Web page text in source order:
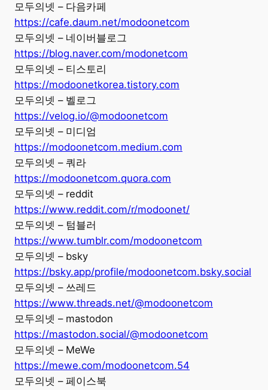
모두의넷 – 다음카페
https://cafe.daum.net/modoonetcom
모두의넷 – 네이버블로그
https://blog.naver.com/modonetcom
모두의넷 – 티스토리
https://modoonetkorea.tistory.com
모두의넷 – 벨로그
https://velog.io/@modoonetcom
모두의넷 – 미디엄
https://modoonetcom.medium.com
모두의넷 – 쿼라
https://modoonetcom.quora.com
모두의넷 – reddit
https://www.reddit.com/r/modoonet/
모두의넷 – 텀블러
https://www.tumblr.com/modoonetcom
모두의넷 – bsky
https://bsky.app/profile/modoonetcom.bsky.social
모두의넷 – 쓰레드
https://www.threads.net/@modoonetcom
모두의넷 – mastodon
https://mastodon.social/@modoonetcom
모두의넷 – MeWe
https://mewe.com/modoonetcom.54
모두의넷 – 페이스북